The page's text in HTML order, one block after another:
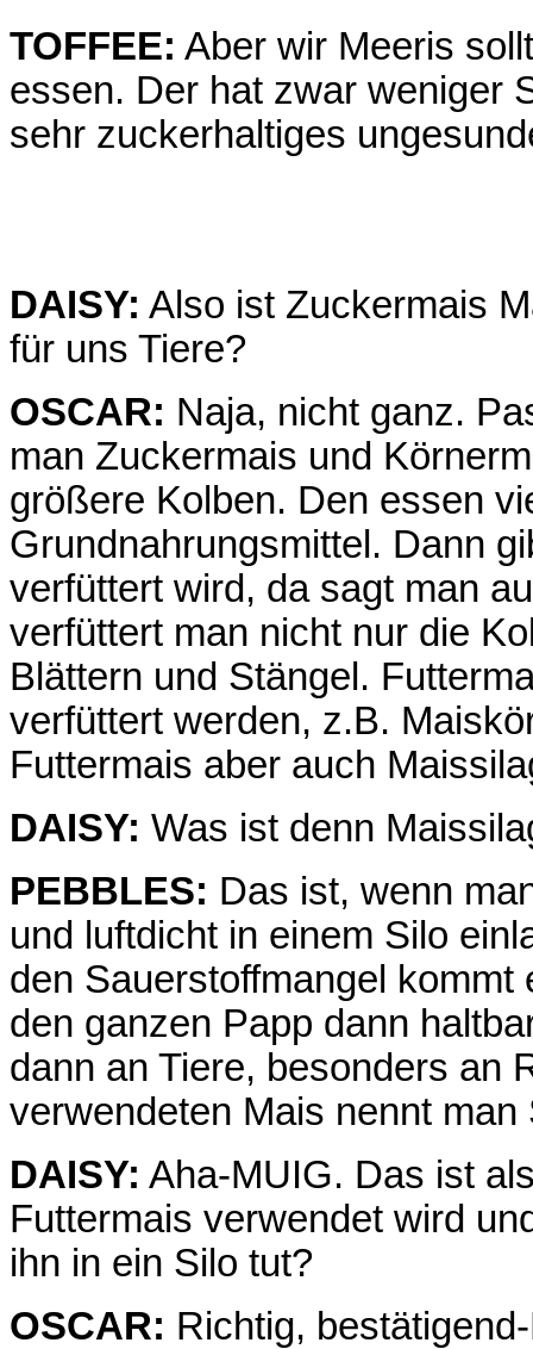
TOFFEE: Aber wir Meeris
essen. Der hat zwar weniger
sehr zuckerhaltiges
DAISY: Also ist Zuckermais
für uns Tiere?
OSCAR: Naja, nicht ganz.
man Zuckermais und
größere Kolben. Den essen
Grundnahrungsmittel. Dann
verfüttert wird, da sagt man
verfüttert man nicht nur die
Blättern und Stängel.
verfüttert werden, z.B.
Futtermais aber auch
DAISY: Was ist denn
PEBBLES: Das ist, wenn
und luftdicht in einem Silo
den Sauerstoffmangel
den ganzen Papp dann
dann an Tiere, besonders an
verwendeten Mais nennt man
DAISY: Aha-MUIG. Das ist
Futtermais verwendet wird
ihn in ein Silo tut?
OSCAR: Richtig,